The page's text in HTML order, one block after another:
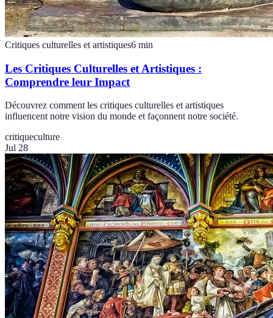
Critiques culturelles et artistiques6 min
Les Critiques Culturelles et Artistiques :
Comprendre leur Impact
Découvrez comment les critiques culturelles et artistiques
influencent notre vision du monde et façonnent notre société.
critiqueculture
Jul 28